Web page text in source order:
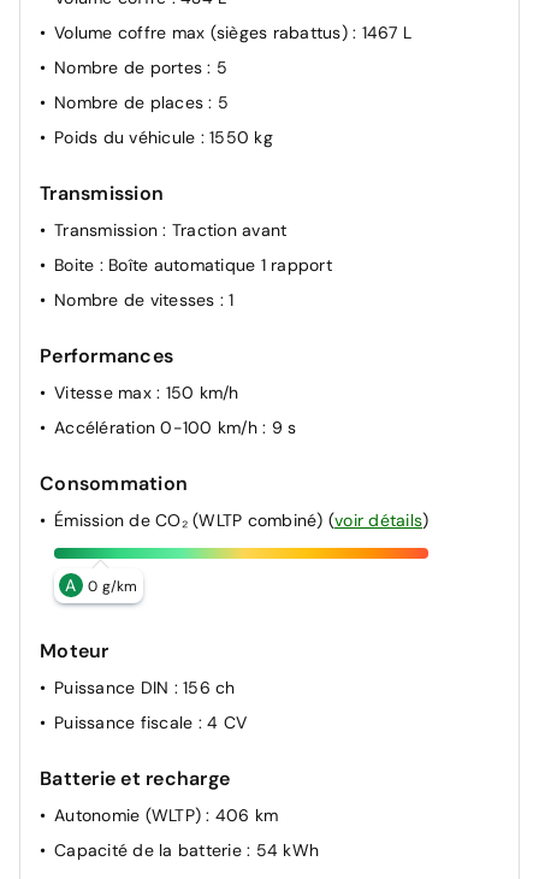
Volume coffre max (sièges rabattus) : 1467 L
Nombre de portes: 5
Nombre de places: 5
Poids du véhicule : 1550 kg
Transmission
Transmission: Traction avant
Boite : Boîte automatique 1 rapport
Nombre de vitesses : 1
Performances
Vitesse max : 150 km/h
Accélération 0-100 km/h : 9 s
Consommation
Émission de CO₂ (WLTP combiné) (voir détails)
A 0 g/km
Moteur
Puissance DIN : 156 ch
Puissance fiscale : 4 CV
Batterie et recharge
Autonomie (WLTP): 406 km
Capacité de la batterie : 54 kWh